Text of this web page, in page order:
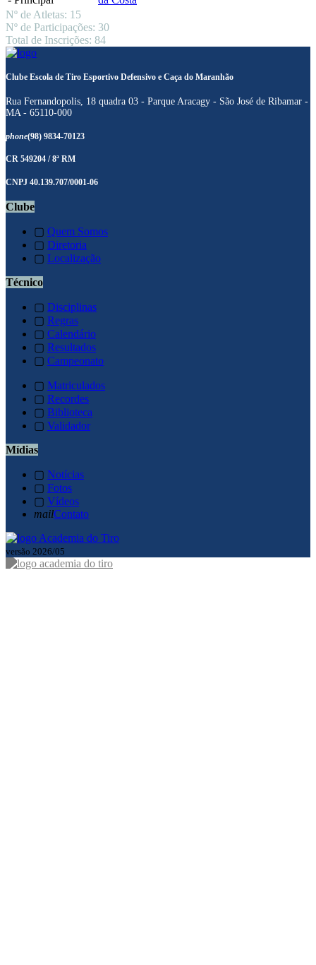
Nº de Atletas: 15
Nº de Participações: 30
Total de Inscrições: 84
Clube Escola de Tiro Esportivo Defensivo e Caça do Maranhão
Rua Fernandopolis, 18 quadra 03 - Parque Aracagy - São José de Ribamar -
MA - 65110-000
phone(98) 9834-70123
CR 549204 / 8ª RM
CNPJ 40.139.707/0001-06
Clube
▢ Quem Somos
▢ Diretoria
▢ Localização
Técnico
▢ Disciplinas
▢ Regras
▢ Calendário
▢ Resultados
▢ Campeonato
▢ Matriculados
▢ Recordes
▢ Biblioteca
▢ Validador
Mídias
▢ Notícias
▢ Fotos
▢ Vídeos
mailContato
versão 2026/05